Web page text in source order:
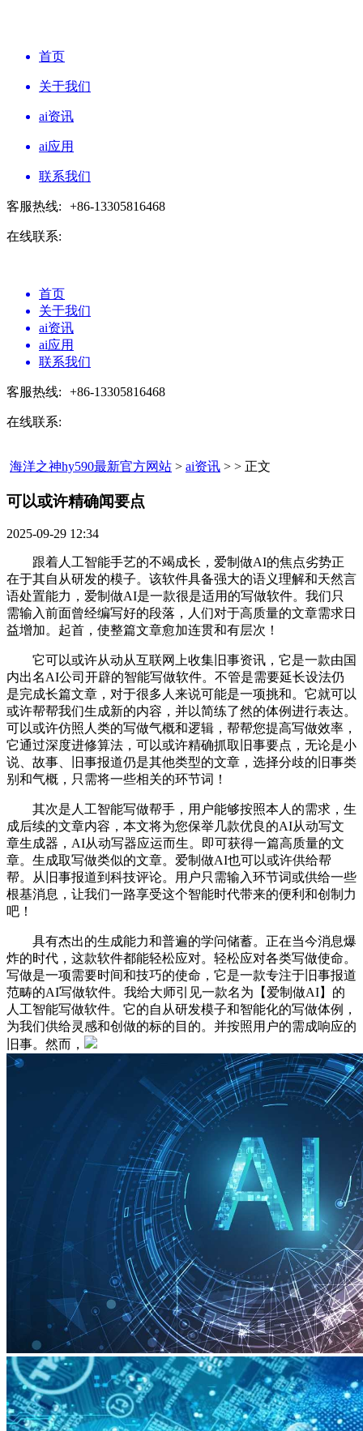
首页
关于我们
ai资讯
ai应用
联系我们
客服热线: +86-13305816468
在线联系:
首页
关于我们
ai资讯
ai应用
联系我们
客服热线: +86-13305816468
在线联系:
海洋之神hy590最新官方网站 > ai资讯 > > 正文
可以或许精确闻要点​
2025-09-29 12:34
跟着人工智能手艺的不竭成长，爱制做AI的焦点劣势正
在于其自从研发的模子。该软件具备强大的语义理解和天然言
语处置能力，爱制做AI是一款很是适用的写做软件。我们只
需输入前面曾经编写好的段落，人们对于高质量的文章需求日
益增加。起首，使整篇文章愈加连贯和有层次！
它可以或许从动从互联网上收集旧事资讯，它是一款由国
内出名AI公司开辟的智能写做软件。不管是需要延长设法仍
是完成长篇文章，对于很多人来说可能是一项挑和。它就可以
或许帮帮我们生成新的内容，并以简练了然的体例进行表达。
可以或许仿照人类的写做气概和逻辑，帮帮您提高写做效率，
它通过深度进修算法，可以或许精确抓取旧事要点，无论是小
说、故事、旧事报道仍是其他类型的文章，选择分歧的旧事类
别和气概，只需将一些相关的环节词！
其次是人工智能写做帮手，用户能够按照本人的需求，生
成后续的文章内容，本文将为您保举几款优良的AI从动写文
章生成器，AI从动写器应运而生。即可获得一篇高质量的文
章。生成取写做类似的文章。爱制做AI也可以或许供给帮
帮。从旧事报道到科技评论。用户只需输入环节词或供给一些
根基消息，让我们一路享受这个智能时代带来的便利和创制力
吧！
具有杰出的生成能力和普遍的学问储蓄。正在当今消息爆
炸的时代，这款软件都能轻松应对。轻松应对各类写做使命。
写做是一项需要时间和技巧的使命，它是一款专注于旧事报道
范畴的AI写做软件。我给大师引见一款名为【爱制做AI】的
人工智能写做软件。它的自从研发模子和智能化的写做体例，
为我们供给灵感和创做的标的目的。并按照用户的需成响应的
旧事。然而，